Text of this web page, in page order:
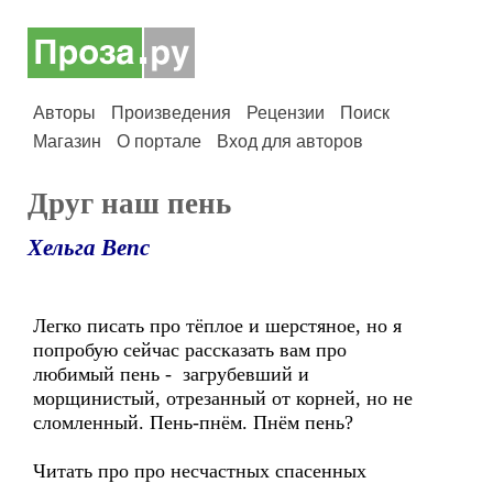
Авторы Произведения Рецензии
Поиск
Магазин
О портале Вход для авторов
Друг наш пень
Хельга Вепс
Легко писать про тёплое и шерстяное, но я
попробую сейчас рассказать вам про
любимый пень - загрубевший и
морщинистый, отрезанный от корней, но не
сломленный. Пень-пнём. Пнём пень?
Читать про про несчастных спасенных